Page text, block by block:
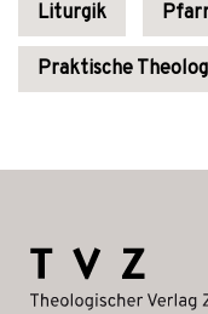
Liturgik
Praktische